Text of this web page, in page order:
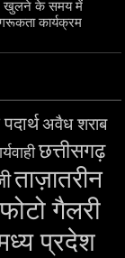
खुलने के समय में
कार्यक्रम
अवैध शराब
छत्तीसगढ़
ताज़ातरीन
फोटो गैलरी
प्रदेश